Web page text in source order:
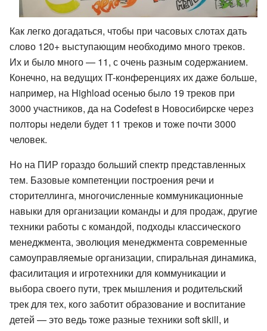
Как легко догадаться, чтобы при часовых слотах дать
слово 120+ выступающим необходимо много треков.
Их и было много — 11, с очень разным содержанием.
Конечно, на ведущих IT-конференциях их даже больше,
например, на Highload осенью было 19 треков при
3000 участников, да на Codefest в Новосибирске через
полторы недели будет 11 треков и тоже почти 3000
человек.
Но на ПИР гораздо больший спектр представленных
тем. Базовые компетенции построения речи и
сторителлинга, многочисленные коммуникационные
навыки для организации команды и для продаж, другие
техники работы с командой, подходы классического
менеджмента, эволюция менеджмента современные
самоуправляемые организации, спиральная динамика,
фасилитация и игротехники для коммуникации и
выбора своего пути, трек мышления и родительский
трек для тех, кого заботит образование и воспитание
детей — это ведь тоже разные техники soft skill, и